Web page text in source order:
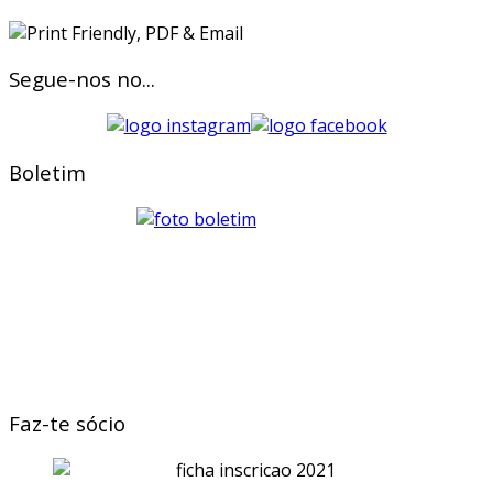
Segue-nos no...
Boletim
Faz-te sócio